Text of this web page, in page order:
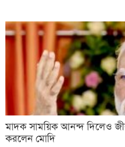
মাদক সাময়িক আনন্দ দিলেও
করলেন মোদি